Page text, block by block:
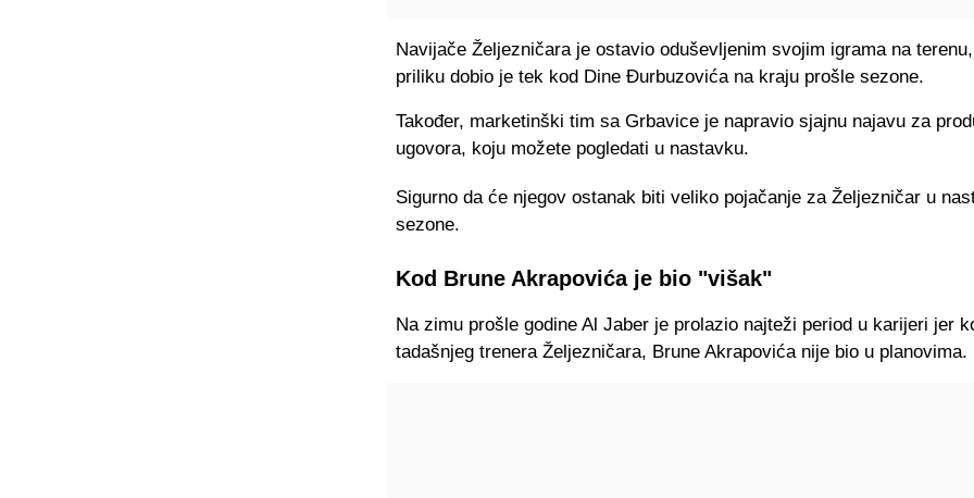
Navijače Željezničara je ostavio oduševljenim svojim igrama na
priliku dobio je tek kod Dine Đurbuzovića na kraju prošle sezone.
Također, marketinški tim sa Grbavice je napravio sjajnu najavu za
ugovora, koju možete pogledati u nastavku.
Sigurno da će njegov ostanak biti veliko pojačanje za Željezničar u
sezone.
Kod Brune Akrapovića je bio "višak"
Na zimu prošle godine Al Jaber je prolazio najteži period u karijeri jer
tadašnjeg trenera Željezničara, Brune Akrapovića nije bio u planovima.